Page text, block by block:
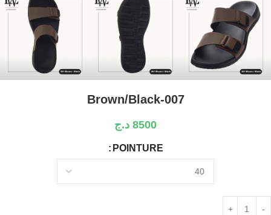
Brown/Black-007
8500 د.ج
POINTURE